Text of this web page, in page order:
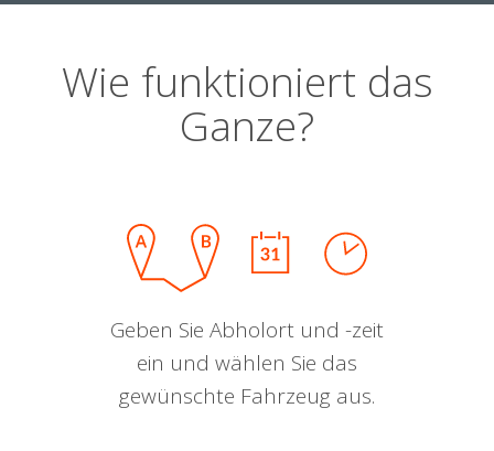
Wie funktioniert das
Ganze?
Geben Sie Abholort und -zeit
ein und wählen Sie das
gewünschte Fahrzeug aus.